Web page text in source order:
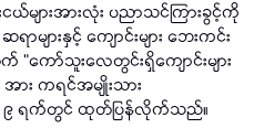
ျားအားလုံး ပညာသင်ကြားခွင့်ကို
ျားနှင့် ကျောင်းများ ဘေးကင်း
"ကော်သူးလေတွင်းရှိကျောင်းများ
ား ကရင်အမျိုးသား
၉ ရက်တွင် ထုတ်ပြန်လိုက်သည်။